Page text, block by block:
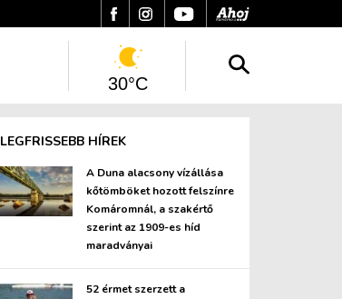
30°C
LEGFRISSEBB HÍREK
A Duna alacsony vízállása
kőtömböket hozott felszínre
Komáromnál, a szakértő
szerint az 1909-es híd
maradványai
52 érmet szerzett a